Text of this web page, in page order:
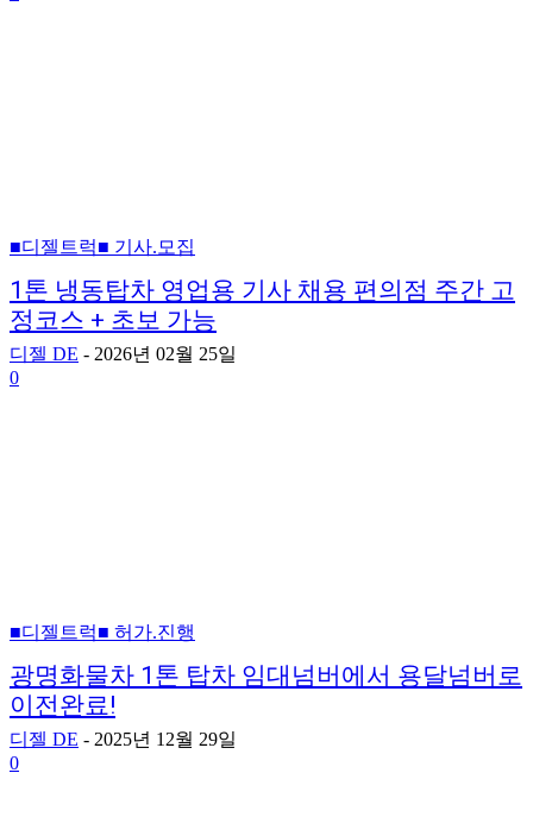
■디젤트럭■ 기사.모집
1톤 냉동탑차 영업용 기사 채용 편의점 주간 고
정코스 + 초보 가능
디젤 DE - 2026년 02월 25일
0
■디젤트럭■ 허가.진행
광명화물차 1톤 탑차 임대넘버에서 용달넘버로
이전완료!
디젤 DE - 2025년 12월 29일
0